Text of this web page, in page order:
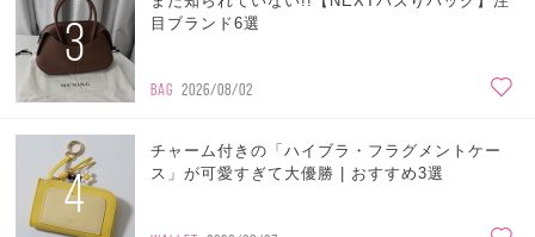
3
目ブランド6選
BAG 2026/08/02
4
チャーム付きの「ハイブラ・フラグメントケー
ス」が可愛すぎて大優勝 | おすすめ3選